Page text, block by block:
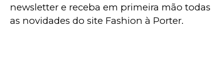
newsletter e receba em primeira mão todas
as novidades do site Fashion à Porter.